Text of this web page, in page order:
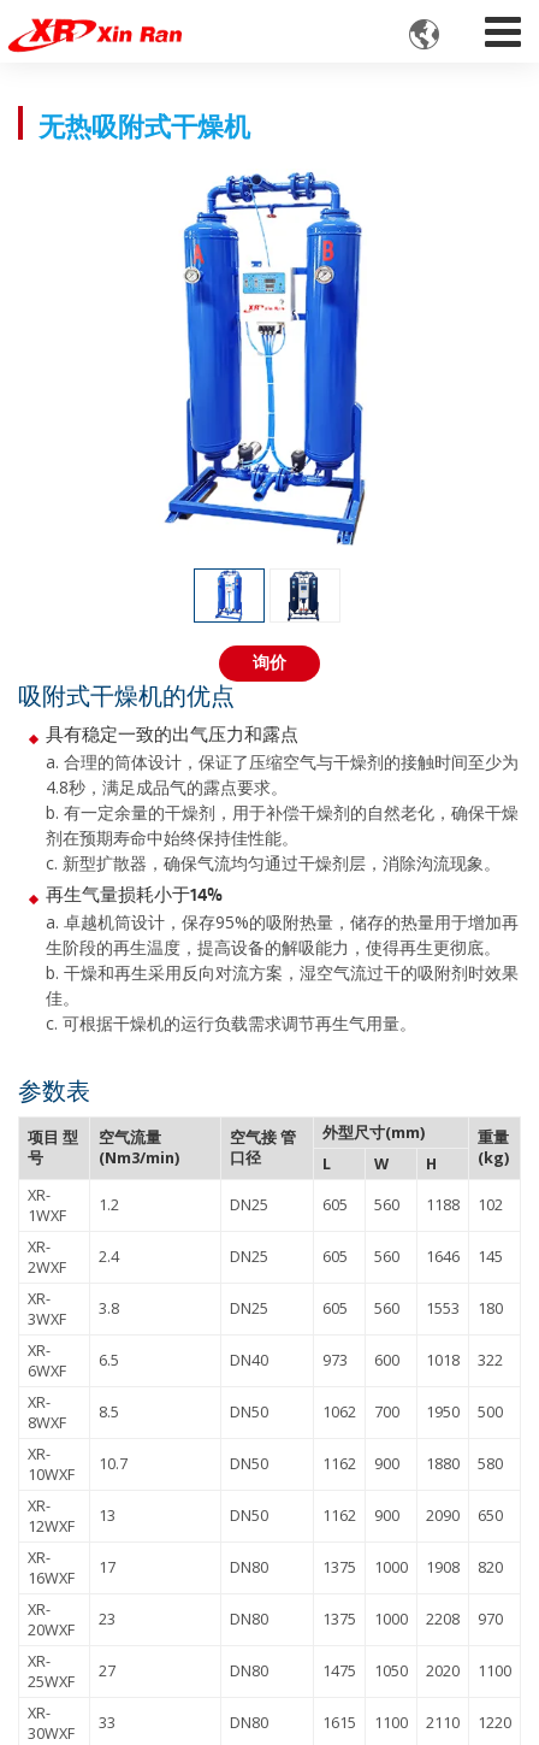

无热吸附式干燥机
询价
吸附式干燥机的优点
具有稳定一致的出气压力和露点
a. 合理的筒体设计，保证了压缩空气与干燥剂的接触时间至少为
4.8秒，满足成品气的露点要求。
b. 有一定余量的干燥剂，用于补偿干燥剂的自然老化，确保干燥
剂在预期寿命中始终保持佳性能。
c. 新型扩散器，确保气流均匀通过干燥剂层，消除沟流现象。
再生气量损耗小于14%
a. 卓越机筒设计，保存95%的吸附热量，储存的热量用于增加再
生阶段的再生温度，提高设备的解吸能力，使得再生更彻底。
b. 干燥和再生采用反向对流方案，湿空气流过干的吸附剂时效果
佳。
c. 可根据干燥机的运行负载需求调节再生气用量。
参数表
项目 型
号
空气流量
(Nm3/min)
空气接 管
口径
外型尺寸(mm)
重量
(kg)
L W
H
XR-
1WXF
1.2 DN25 605 560 1188 102
XR-
2WXF
2.4 DN25 605 560 1646 145
XR-
3WXF
3.8 DN25 605 560 1553 180
XR-
6WXF
6.5 DN40 973 600 1018 322
XR-
8WXF
8.5 DN50 1062 700 1950 500
XR-
10WXF
10.7 DN50 1162 900 1880 580
XR-
12WXF
13 DN50 1162 900 2090 650
XR-
16WXF
17 DN80 1375 1000 1908 820
XR-
20WXF
23 DN80 1375 1000 2208 970
XR-
25WXF
27 DN80 1475 1050 2020 1100
XR-
30WXF
33 DN80 1615 1100 2110 1220